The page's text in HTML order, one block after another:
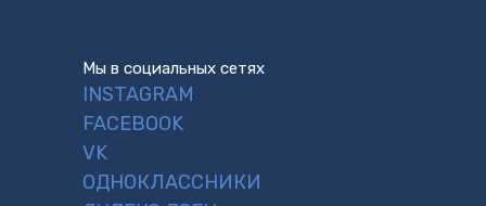
Мы в социальных сетях
INSTAGRAM
FACEBOOK
VK
ОДНОКЛАССНИКИ